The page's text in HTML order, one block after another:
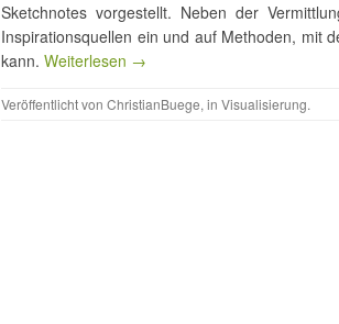
Sketchnotes vorgestellt. Neben der
Inspirationsquellen ein und auf Methoden, mit
kann. Weiterlesen →
Veröffentlicht von ChristianBuege, in Visualisierung.